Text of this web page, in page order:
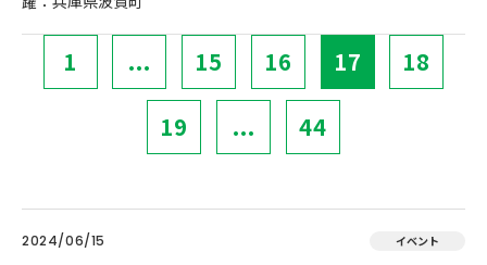
1 ... 15 16 17 18
19 ... 44
2024/06/15 イベント